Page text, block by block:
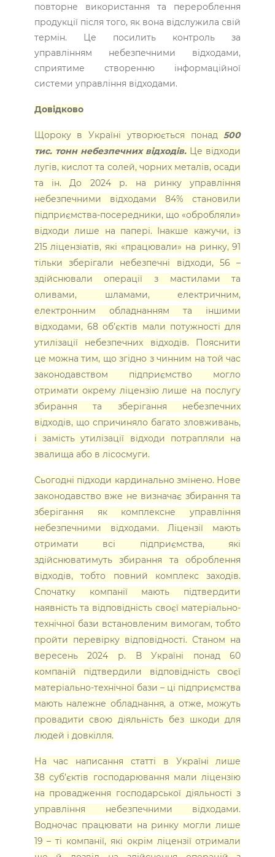
повторне використання та перероблення
продукції після того, як вона відслужила свій
термін. Це посилить контроль за
управлінням небезпечними відходами,
сприятиме створенню інформаційної
системи управління відходами.
Довідково
Щороку в Україні утворюється понад500
тис. тонн небезпечних відходів. Це відходи
лугів, кислот та солей, чорних металів, осади
та ін. До 2024 р. на ринку управління
небезпечними відходами 84% становили
підприємства-посередники, що «обробляли»
відходи лише на папері. Інакше кажучи, із
215 ліцензіатів, які «працювали» на ринку, 91
тільки зберігали небезпечні відходи, 56 –
здійснювали операції з мастилами та
оливами, шламами, електричним,
електронним обладнанням та іншими
відходами, 68 об’єктів мали потужності для
утилізації небезпечних відходів. Пояснити
це можна тим, що згідно з чинним на той час
законодавством підприємство могло
отримати окрему ліцензію лише на послугу
збирання та зберігання небезпечних
відходів, що спричиняло багато зловживань,
і замість утилізації відходи потрапляли на
звалища або в лісосмуги.
Сьогодні підходи кардинально змінено. Нове
законодавство вже не визначає збирання та
зберігання як комплексне управління
небезпечними відходами. Ліцензії мають
отримати всі підприємства, які
здійснюватимуть збирання та оброблення
відходів, тобто повний комплекс заходів.
Спочатку компанії мають підтвердити
наявність та відповідність своєї матеріально-
технічної бази встановленим вимогам, тобто
пройти перевірку відповідності. Станом на
вересень 2024 р. В Україні понад 60
компаній підтвердили відповідність своєї
матеріально-технічної бази – ці підприємства
мають належне обладнання, а отже, можуть
провадити свою діяльність без шкоди для
людей і довкілля.
На час написання статті в Україні лише
38 суб’єктів господарювання мали ліцензію
на провадження господарської діяльності з
управління небезпечними відходами.
Водночас працювати на ринку могли лише
19 – ті компанії, які окрім ліцензії отримали